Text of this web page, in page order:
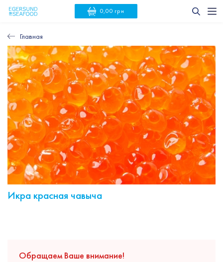
0,00 грн
Главная
Икра красная чавыча
Обращаем Ваше внимание!